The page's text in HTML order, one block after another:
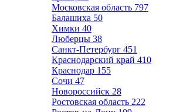
Московская область 797
Балашиха 50
Химки 40
Люберцы 38
Санкт-Петербург 451
Краснодарский край 410
Краснодар 155
Сочи 47
Новороссийск 28
Ростовская область 222